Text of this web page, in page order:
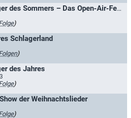
Die Schlager des Sommers – Das Open-Air-Festival
)
Schlagerland
)
des Jahres
)
der Weihnachtslieder
)